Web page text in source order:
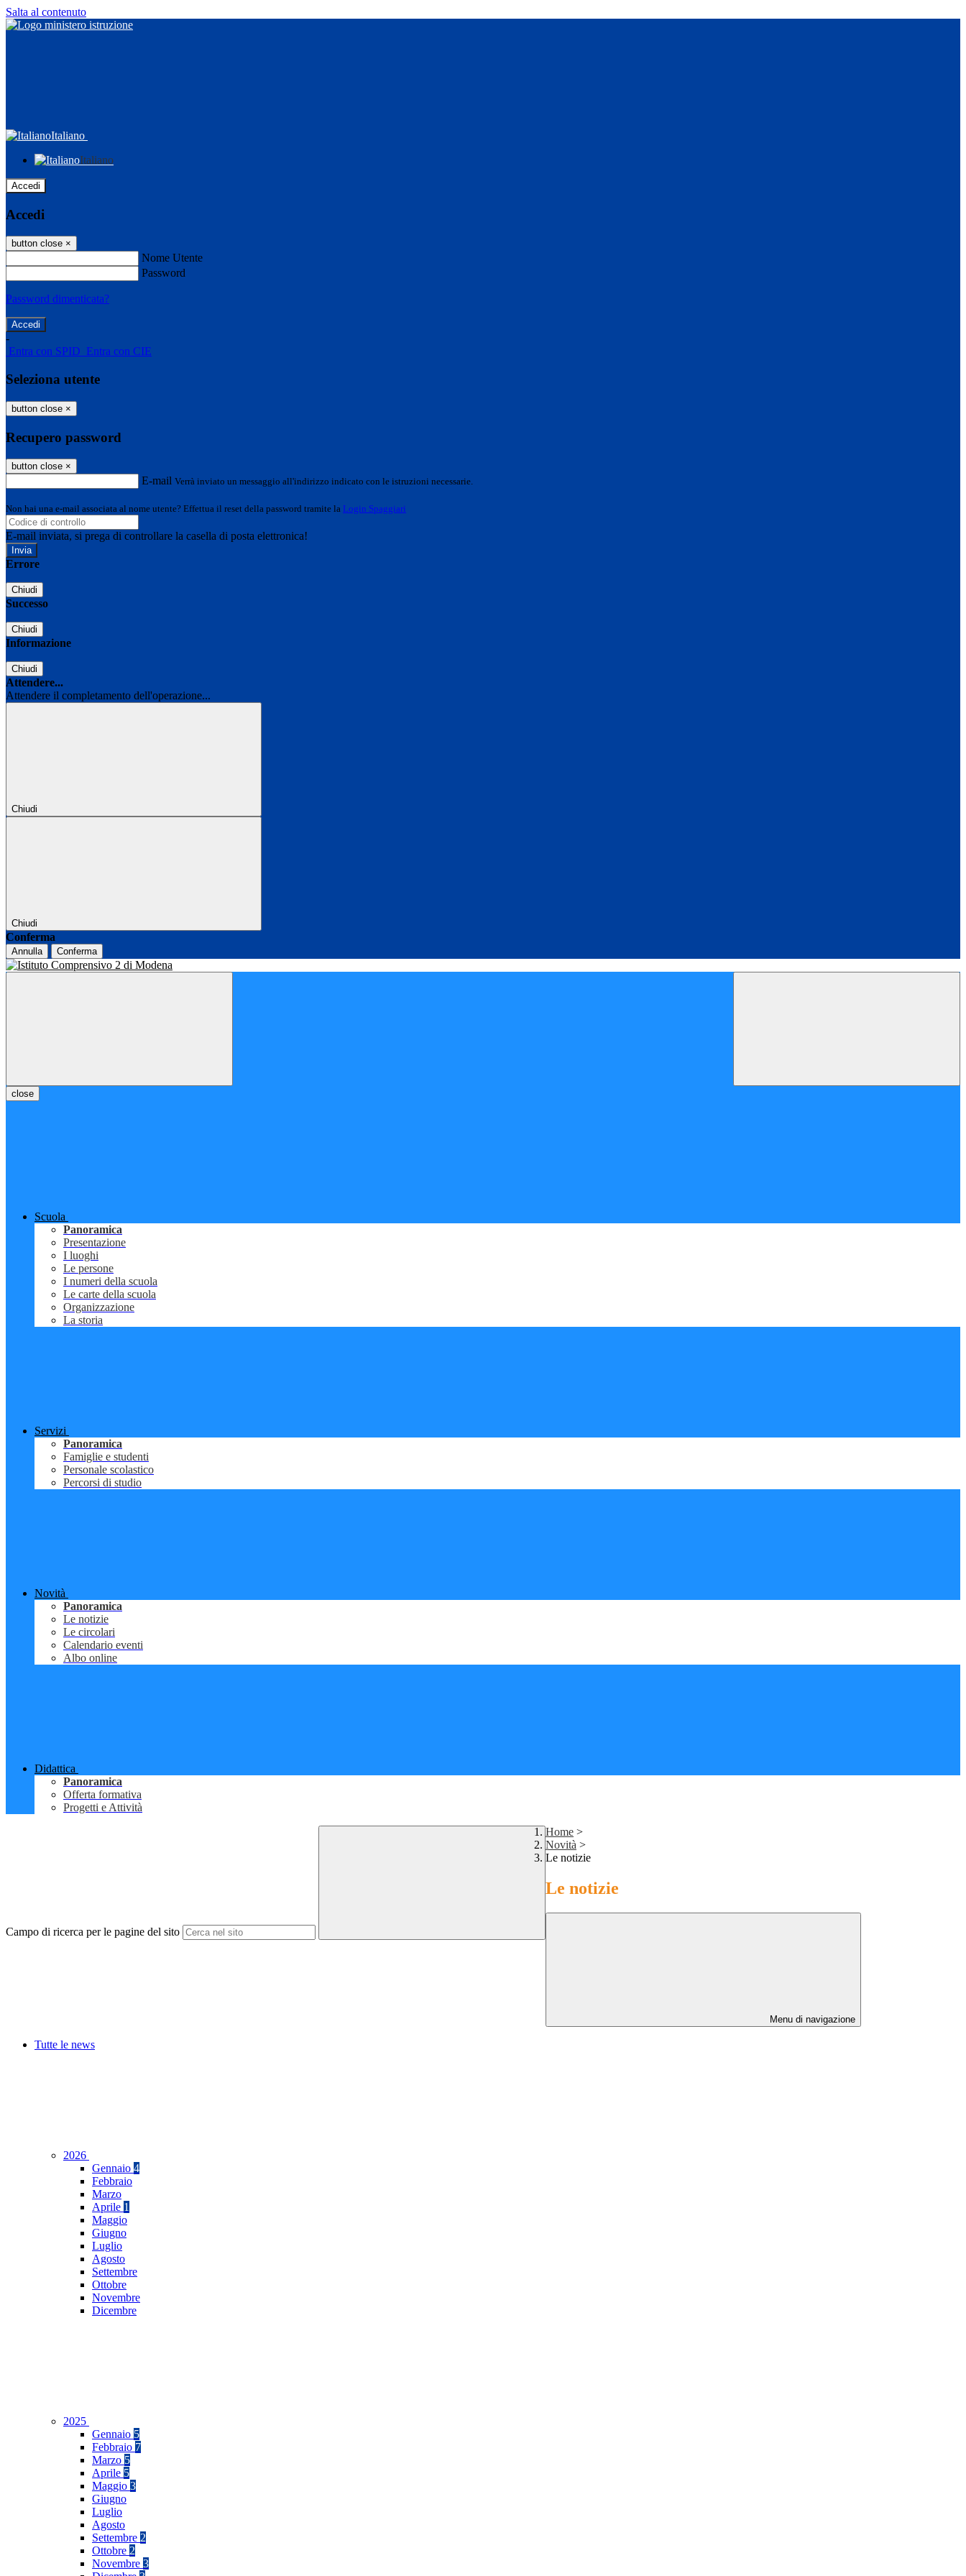
Salta al contenuto
Italiano
Italiano
Accedi
Accedi
button close ×
Nome Utente
Password
Password dimenticata?
-
Entra con SPID Entra con CIE
Seleziona utente
button close ×
Recupero password
button close ×
E-mail Verrà inviato un messaggio all'indirizzo indicato con le istruzioni necessarie.
Non hai una e-mail associata al nome utente? Effettua il reset della password tramite la Login Spaggiari
E-mail inviata, si prega di controllare la casella di posta elettronica!
Errore
Chiudi
Successo
Chiudi
Informazione
Chiudi
Attendere...
Attendere il completamento dell'operazione...
Chiudi
Chiudi
Conferma
Annulla Conferma
close
Scuola
Panoramica
Presentazione
I luoghi
Le persone
I numeri della scuola
Le carte della scuola
Organizzazione
La storia
Servizi
Panoramica
Famiglie e studenti
Personale scolastico
Percorsi di studio
Novità
Panoramica
Le notizie
Le circolari
Calendario eventi
Albo online
Didattica
Panoramica
Offerta formativa
Progetti e Attività
Campo di ricerca per le pagine del sito
Home >
Novità >
Le notizie
Le notizie
Menu di navigazione
Tutte le news
2026
Gennaio 4
Febbraio
Marzo
Aprile 1
Maggio
Giugno
Luglio
Agosto
Settembre
Ottobre
Novembre
Dicembre
2025
Gennaio 5
Febbraio 7
Marzo 5
Aprile 5
Maggio 3
Giugno
Luglio
Agosto
Settembre 2
Ottobre 2
Novembre 3